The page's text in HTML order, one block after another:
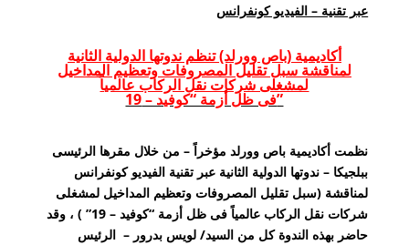
عبر تقنية – الفيديو كونفرانس
أكاديمية (باص وورلد) تنظم ندوتها الدولية الثانية
لمناقشة سبل تقليل المصروفات وتعظيم المداخيل
لمشغلى شركات نقل الركاب عالمياً
فى ظل أزمة “كوفيد – 19”
نظمت أكاديمية باص وورلد مؤخراً – من خلال مقرها الرئيسى
ببلجيكا – ندوتها الدولية الثانية عبر تقنية الفيديو كونفرانس
لمناقشة (سبل تقليل المصروفات وتعظيم المداخيل لمشغلى
شركات نقل الركاب عالمياً فى ظل أزمة “كوفيد – 19” ) ، وقد
حاضر بهذه الندوة كل من السيد/ لويس بدرور – الرئيس